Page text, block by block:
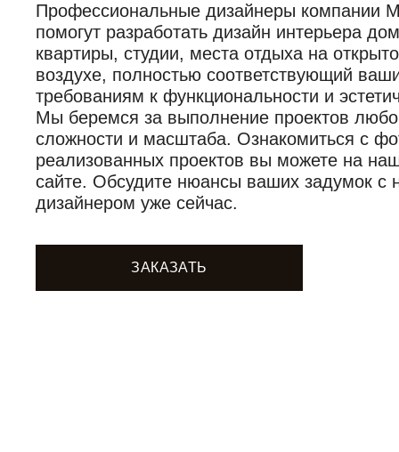
Профессиональные дизайнеры компании
помогут разработать дизайн интерьера
квартиры, студии, места отдыха на
воздухе, полностью соответствующий
требованиям к функциональности и
Мы беремся за выполнение проектов
сложности и масштаба. Ознакомиться с
реализованных проектов вы можете на
сайте. Обсудите нюансы ваших задумок с
дизайнером уже сейчас.
ЗАКАЗАТЬ